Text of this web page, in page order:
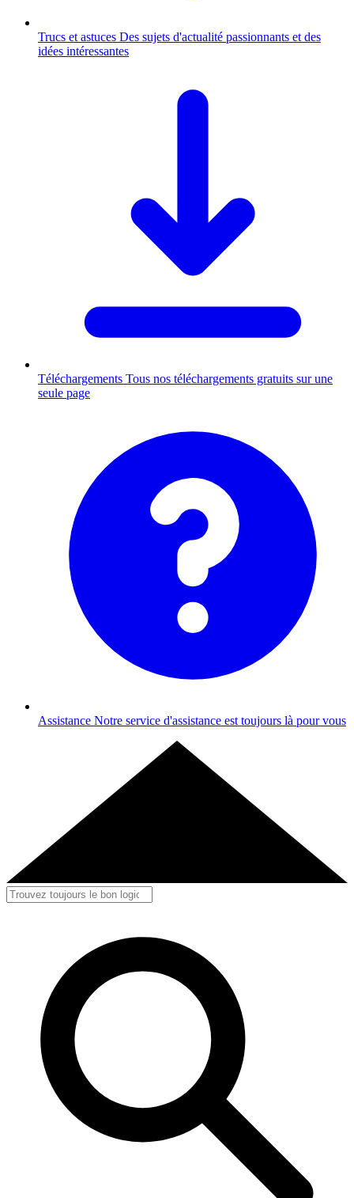
Trucs et astuces Des sujets d'actualité passionnants et des
idées intéressantes
Téléchargements Tous nos téléchargements gratuits sur une
seule page
Assistance Notre service d'assistance est toujours là pour vous